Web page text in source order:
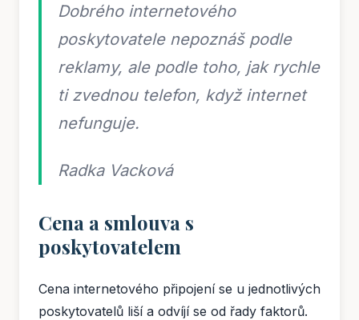
Dobrého internetového
poskytovatele nepoznáš podle
reklamy, ale podle toho, jak rychle
ti zvednou telefon, když internet
nefunguje.
Radka Vacková
Cena a smlouva s
poskytovatelem
Cena internetového připojení se u jednotlivých
poskytovatelů liší a odvíjí se od řady faktorů.